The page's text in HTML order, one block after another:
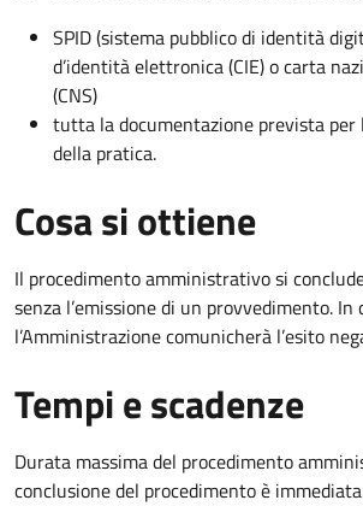
SPID (sistema pubblico di identità
d’identità elettronica (CIE) o carta
(CNS)
tutta la documentazione prevista per
della pratica.
Cosa si ottiene
Il procedimento amministrativo si
senza l’emissione di un provvedimento. In
l’Amministrazione comunicherà l’esito
Tempi e scadenze
Durata massima del procedimento
conclusione del procedimento è